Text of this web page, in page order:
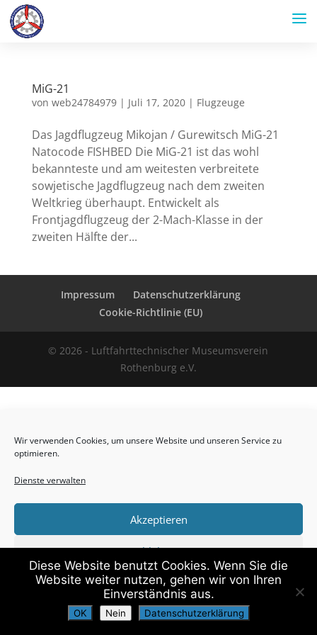
Wir verwenden Cookies, um unsere Website und unseren Service zu
optimieren.
Dienste verwalten
Akzeptieren
Ablehnen
Vorlieben
Cookie-RichtlinieDatenschutzerklärungImpressum
MiG-21
von web24784979| Juli 17, 2020| Flugzeuge
Das Jagdflugzeug Mikojan / Gurewitsch MiG-21
Natocode FISHBED Die MiG-21 ist das wohl
bekannteste und am weitesten verbreitete
sowjetische Jagdflugzeug nach dem zweiten
Weltkrieg überhaupt. Entwickelt als
Frontjagdflugzeug der 2-Mach-Klasse in der
zweiten Hälfte der...
Impressum
Datenschutzerklärung
Cookie-Richtlinie (EU)
© 2026 - Luftfahrttechnischer Museumsverein
Rothenburg e.V.
Diese Website benutzt Cookies. Wenn Sie die
Website weiter nutzen, gehen wir von Ihren
Einverständnis aus.
OK Nein Datenschutzerklärung